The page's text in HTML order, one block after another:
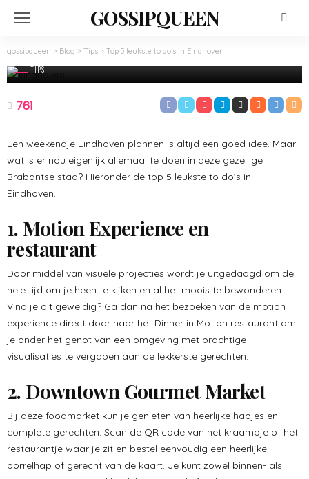
GOSSIPQUEEN
gossipqueen > Blog > Tips > Top 5 leukste to do’s in Eindhoven
TIPS
Top 5 leukste to do’s in Eindhoven
Admin
761
Een weekendje Eindhoven plannen is altijd een goed idee. Maar
wat is er nou eigenlijk allemaal te doen in deze gezellige
Brabantse stad? Hieronder de top 5 leukste to do’s in
Eindhoven.
1. Motion Experience en
restaurant
Door middel van visuele projecties wordt je uitgedaagd om de
hele tijd om je heen te kijken en al het moois te bewonderen.
Vind je dit geweldig? Ga dan na het bezoeken van de motion
experience direct door naar het Dinner in Motion restaurant om
je onder het genot van een omgeving met prachtige
visualisaties te vergapen aan de lekkerste gerechten.
2. Downtown Gourmet Market
Bij deze foodmarket kun je genieten van heerlijke hapjes en
complete gerechten. Scan de QR code van het kraampje of het
restaurantje waar je zit en bestel eenvoudig een heerlijke
borrelhap of gerecht van de kaart. Je kunt zowel binnen- als